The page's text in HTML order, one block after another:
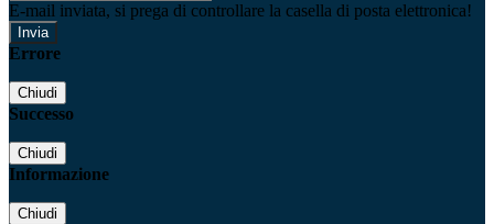
E-mail inviata, si prega di controllare la casella di posta elettronica!
Errore
Chiudi
Successo
Chiudi
Informazione
Chiudi